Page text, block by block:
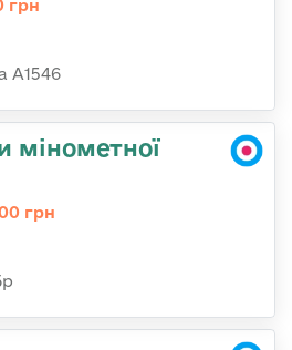
грн
А1546
мінометної
грн